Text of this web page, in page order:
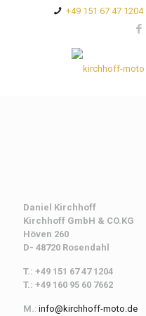
+49 151 67 47 1204
Daniel Kirchhoff
Kirchhoff GmbH & CO.KG
Höven 260
D- 48720 Rosendahl
T.: +49 151 67 47 1204
T.: +49 160 95 60 7662
M.: info@kirchhoff-moto.de